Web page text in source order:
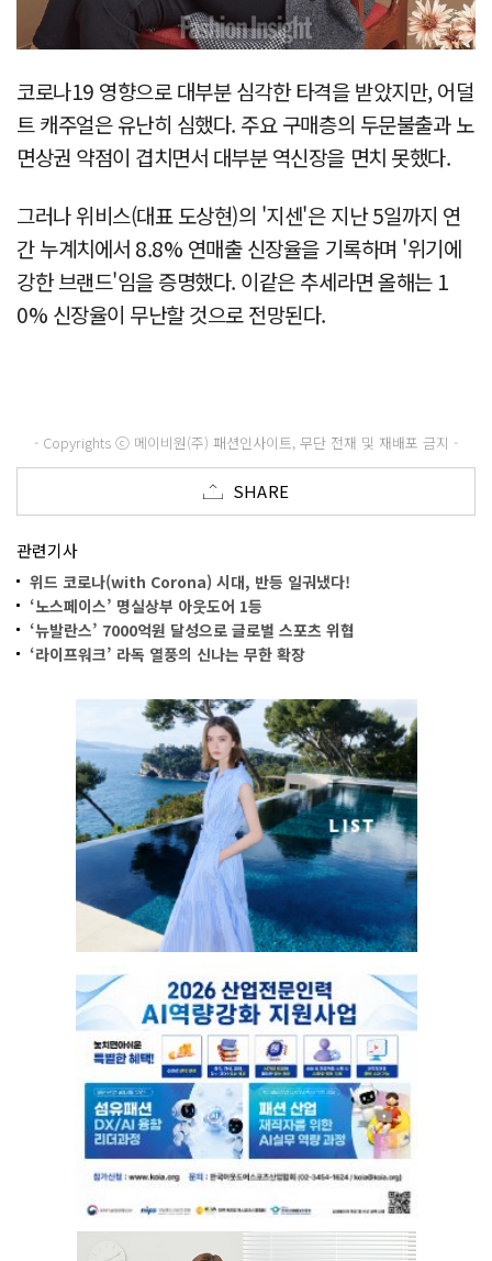
코로나19 영향으로 대부분 심각한 타격을 받았지만, 어덜
트 캐주얼은 유난히 심했다. 주요 구매층의 두문불출과 노
면상권 약점이 겹치면서 대부분 역신장을 면치 못했다.
그러나 위비스(대표 도상현)의 '지센'은 지난 5일까지 연
간 누계치에서 8.8% 연매출 신장율을 기록하며 '위기에
강한 브랜드'임을 증명했다. 이같은 추세라면 올해는 1
0% 신장율이 무난할 것으로 전망된다.
- Copyrights ⓒ 메이비원(주) 패션인사이트, 무단 전재 및 재배포 금지 -
SHARE
관련기사
위드 코로나(with Corona) 시대, 반등 일궈냈다!
‘노스페이스’ 명실상부 아웃도어 1등
‘뉴발란스’ 7000억원 달성으로 글로벌 스포츠 위협
‘라이프워크’ 라독 열풍의 신나는 무한 확장